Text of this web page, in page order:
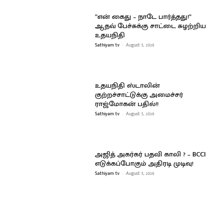
”என் கைது – நாடே பார்த்தது!”
ஆதவ் பேச்சுக்கு சாட்டை சுழற்றிய
உதயநிதி
Sathiyam tv - August 5, 2026
உதயநிதி ஸ்டாலின்
குற்றச்சாட்டுக்கு அமைச்சர்
ராஜ்மோகன் பதில்!!
Sathiyam tv - August 5, 2026
அஜித் அகர்கர் பதவி காலி ? – BCCI
எடுக்கப்போகும் அதிரடி முடிவு!
Sathiyam tv - August 5, 2026